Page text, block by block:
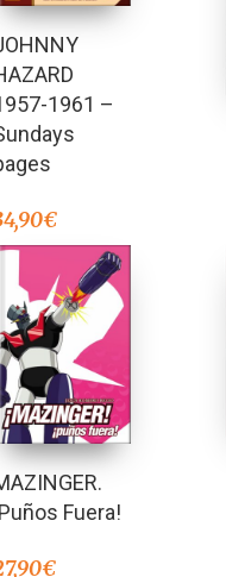
1961 –
€
Fuera!
€